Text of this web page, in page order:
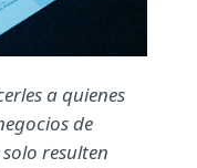
a quienes
de
resulten